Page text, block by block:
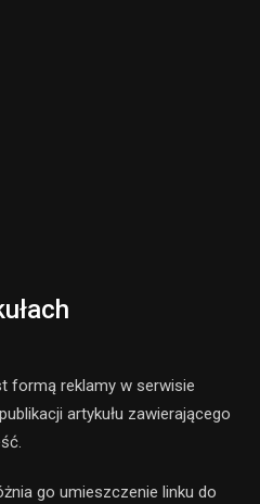
formą reklamy w serwisie
artykułu zawierającego
go umieszczenie linku do